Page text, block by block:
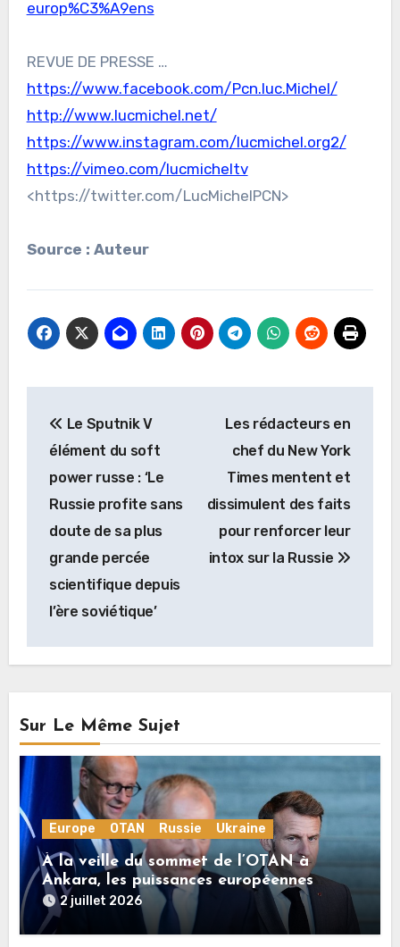
europ%C3%A9ens
REVUE DE PRESSE …
https://www.facebook.com/Pcn.luc.Michel/
http://www.lucmichel.net/
https://www.instagram.com/lucmichel.org2/
https://vimeo.com/lucmicheltv
<https://twitter.com/LucMichelPCN>
Source : Auteur
de
l’article
Le Sputnik V
élément du soft
power russe : ‘Le
Russie profite sans
doute de sa plus
grande percée
scientifique depuis
l’ère soviétique’
Les rédacteurs en
chef du New York
Times mentent et
dissimulent des faits
pour renforcer leur
intox sur la Russie
Sur Le Même Sujet
Europe OTAN Russie Ukraine
À la veille du sommet de l’OTAN à
Ankara, les puissances européennes
poussent la guerre en Ukraine vers un
conflit direct avec la Russie
2 juillet 2026